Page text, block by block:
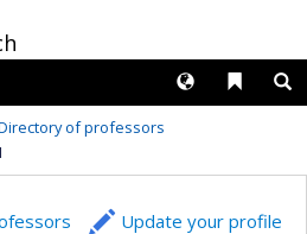
Liens
Langues
of professors
Update your profile